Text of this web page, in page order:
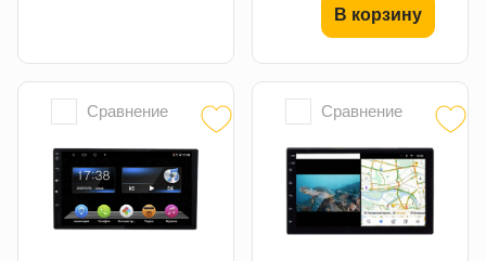
В корзину
Сравнение Сравнение